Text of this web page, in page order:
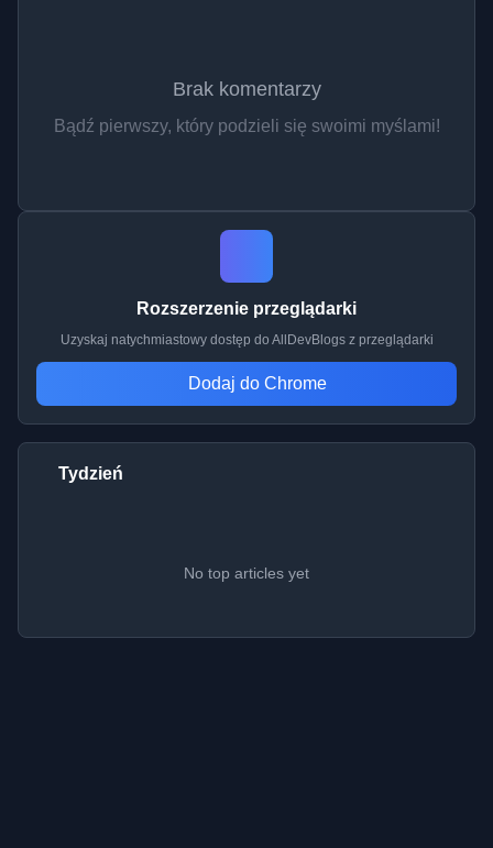
Brak komentarzy
Bądź pierwszy, który podzieli się swoimi myślami!
Rozszerzenie przeglądarki
Uzyskaj natychmiastowy dostęp do AllDevBlogs z przeglądarki
Dodaj do Chrome
Tydzień
No top articles yet